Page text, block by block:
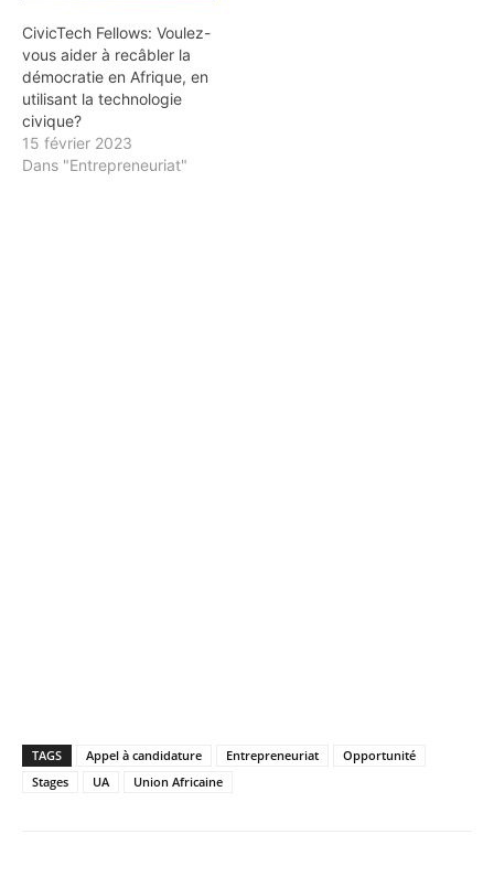
CivicTech Fellows: Voulez-
vous aider à recâbler la
démocratie en Afrique, en
utilisant la technologie
civique?
15 février 2023
Dans "Entrepreneuriat"
TAGS Appel à candidature Entrepreneuriat
Opportunité
Stages
UA Union Africaine